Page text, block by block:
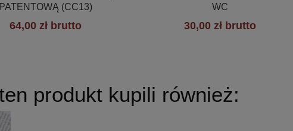
PATENTOWĄ (CC13)
64,00 zł brutto
WC
30,00 zł brutto
produkt kupili również: